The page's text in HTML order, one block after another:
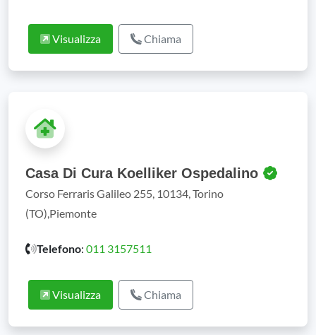
Visualizza Chiama
Casa Di Cura Koelliker Ospedalino
Corso Ferraris Galileo 255, 10134, Torino
(TO),Piemonte
Telefono: 011 3157511
Visualizza Chiama